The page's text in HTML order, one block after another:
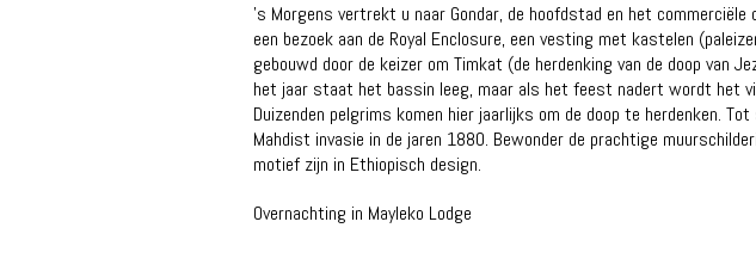
's Morgens vertrekt u naar Gondar, de hoofdstad en het
een bezoek aan de Royal Enclosure, een vesting met kastelen
gebouwd door de keizer om Timkat (de herdenking van de doop van
het jaar staat het bassin leeg, maar als het feest nadert wordt het
Duizenden pelgrims komen hier jaarlijks om de doop te herdenken.
Mahdist invasie in de jaren 1880. Bewonder de prachtige
motief zijn in Ethiopisch design.
Overnachting in Mayleko Lodge